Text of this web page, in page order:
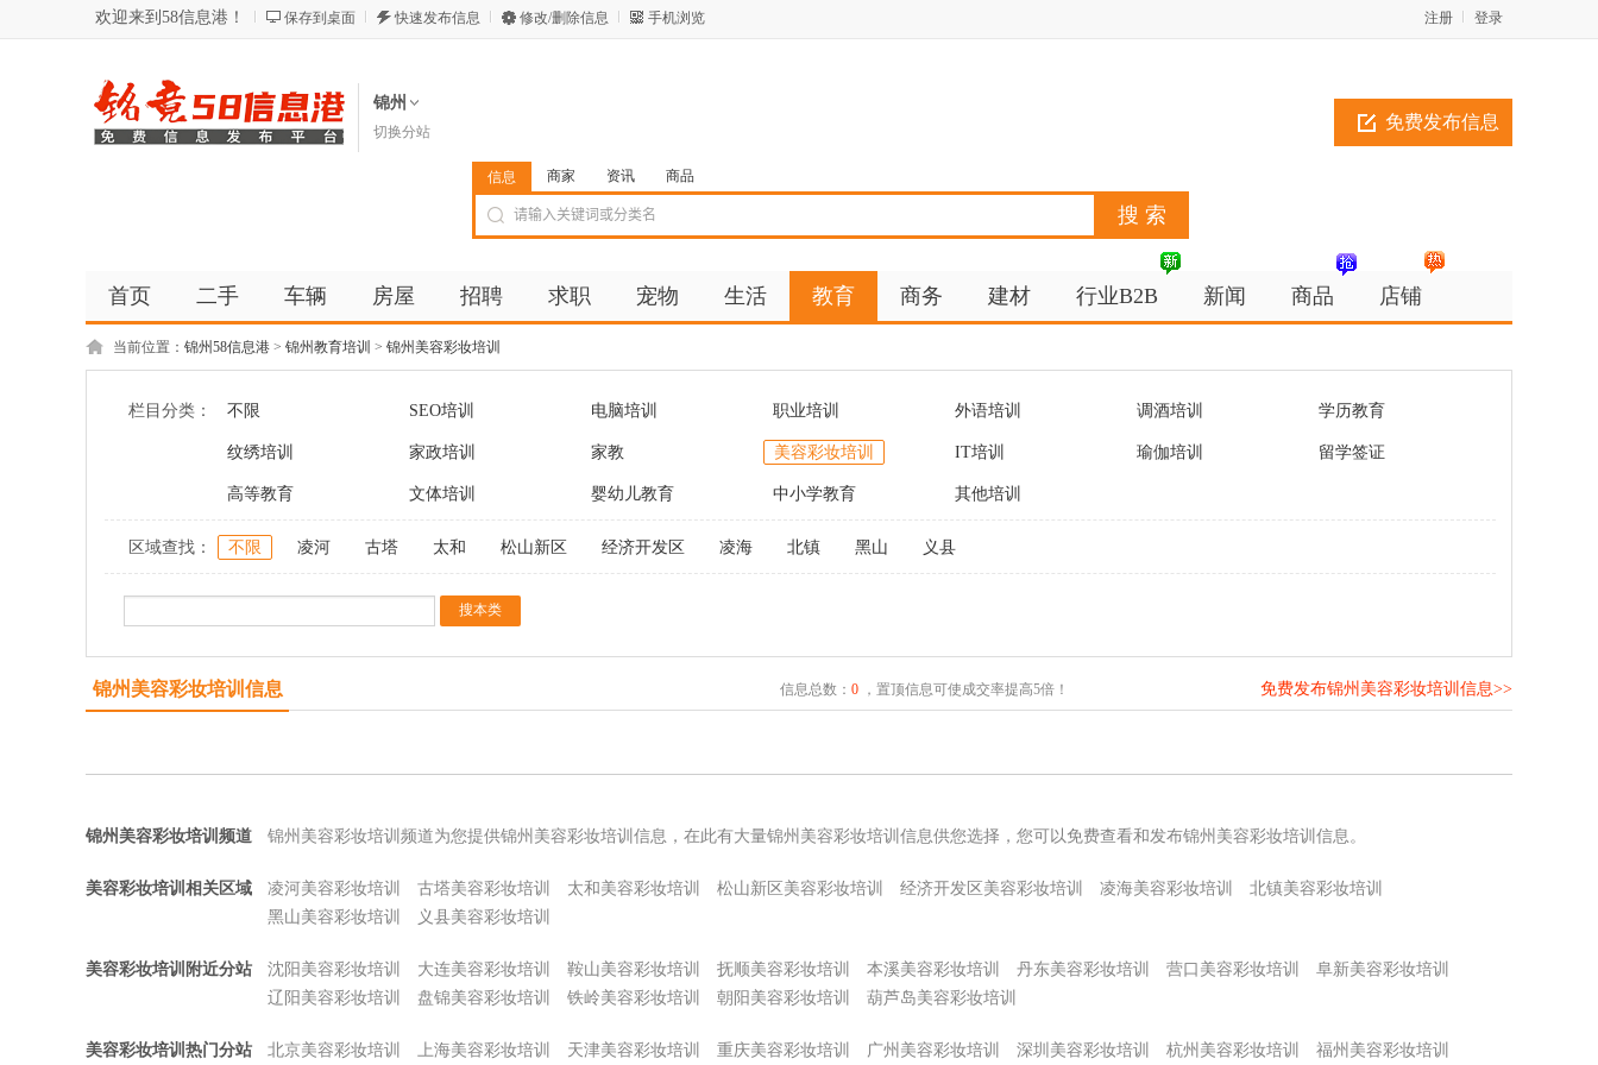
欢迎来到58信息港！ 保存到桌面 快速发布信息 修改/删除信息 手机浏览 登录
注册
锦州
切换分站 免费发布信息
信息 商家 资讯 商品
首页 二手 车辆 房屋 招聘 求职 宠物 生活 教育 商务 建材 行业B2B 新闻 商品 店铺
当前位置： 锦州58信息港 > 锦州教育培训 > 锦州美容彩妆培训
栏目分类： 不限 SEO培训 电脑培训 职业培训 外语培训 调酒培训 学历教育
纹绣培训 家政培训 家教 美容彩妆培训 IT培训 瑜伽培训 留学签证
高等教育 文体培训 婴幼儿教育 中小学教育 其他培训
区域查找： 不限 凌河 古塔 太和 松山新区 经济开发区 凌海 北镇 黑山 义县
锦州美容彩妆培训信息 信息总数： 0，置顶信息可使成交率提高5倍！ 免费发布锦州美容彩妆培训信息>>
锦州美容彩妆培训频道 锦州美容彩妆培训频道为您提供锦州美容彩妆培训信息，在此有大量锦州美容彩妆培训信息供您选择，您可以免费查看和发布锦州美容彩妆培训信息。
美容彩妆培训相关区域 凌河美容彩妆培训 古塔美容彩妆培训 太和美容彩妆培训 松山新区美容彩妆培训 经济开发区美容彩妆培训 凌海美容彩妆培训
北镇美容彩妆培训
黑山美容彩妆培训
义县美容彩妆培训
美容彩妆培训附近分站 沈阳美容彩妆培训 大连美容彩妆培训 鞍山美容彩妆培训 抚顺美容彩妆培训 本溪美容彩妆培训 丹东美容彩妆培训 营口美容彩妆培训
阜新美容彩妆培训
辽阳美容彩妆培训
盘锦美容彩妆培训 铁岭美容彩妆培训 朝阳美容彩妆培训 葫芦岛美容彩妆培训
美容彩妆培训热门分站 北京美容彩妆培训 上海美容彩妆培训 天津美容彩妆培训 重庆美容彩妆培训 广州美容彩妆培训 深圳美容彩妆培训 杭州美容彩妆培训 福州美容彩妆培训